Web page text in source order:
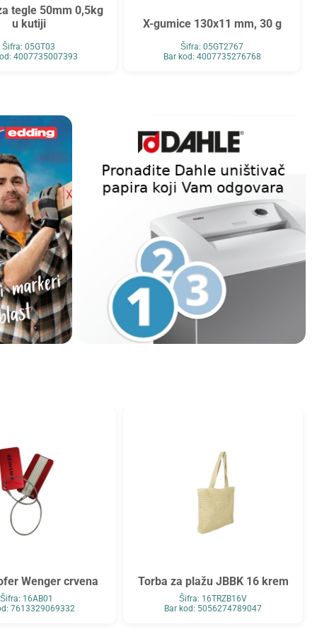
tegle 50mm 0,5kg
u kutiji
Šifra: 05GT03
4007735007393
X-gumice 130x11 mm, 30 g
Šifra: 05GT2767
Bar kod: 4007735276768
Wenger crvena
Šifra: 16AB01
7613329069332
Torba za plažu JBBK 16 krem
Šifra: 16TRZB16V
Bar kod: 5056274789047